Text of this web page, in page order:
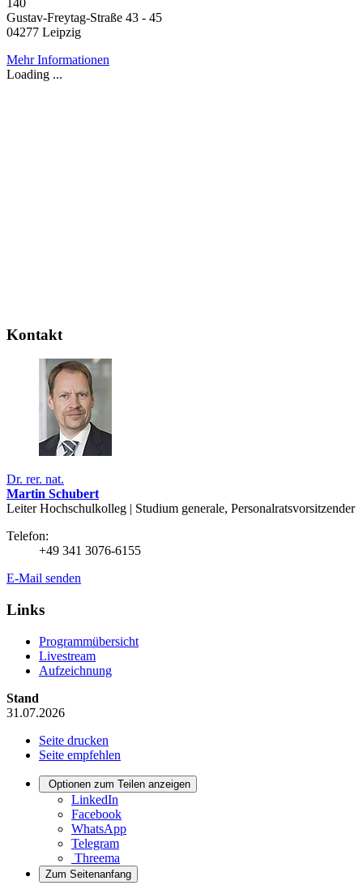
140
Gustav-Freytag-Straße 43 - 45
04277 Leipzig
Mehr Informationen
Loading ...
Kontakt
Dr. rer. nat.
Martin Schubert
Leiter Hochschulkolleg | Studium generale, Personalratsvorsitzender
Telefon:
+49 341 3076-6155
E-Mail senden
Links
Programmübersicht
Livestream
Aufzeichnung
Stand
31.07.2026
Seite drucken
Seite empfehlen
Optionen zum Teilen anzeigen
LinkedIn
Facebook
WhatsApp
Telegram
Threema
Zum Seitenanfang